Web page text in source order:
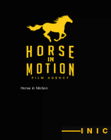
contenido
Horse in Motion